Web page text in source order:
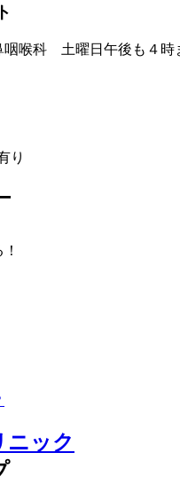
喉科 土曜日午後も４時
り
ニック